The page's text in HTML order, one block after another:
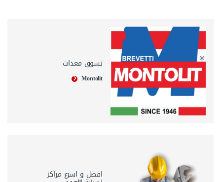
تسوق معدات
Montolit
افضل و اسرع مراكز